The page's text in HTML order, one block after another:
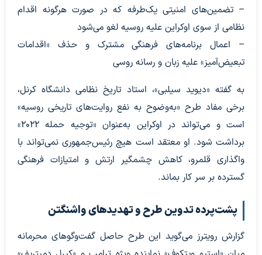
– تضمین‌های امنیتی یک‌طرفه که در صورت هرگونه اقدام
نظامی از سوی اوکراین علیه روسیه لغو می‌شود
– اعمال برنامه‌های فرهنگی مشترک و حذف «اقدامات
تبعیض‌آمیز» علیه زبان و رسانه روسی
به گفته «دیوید سیلبی»، استاد تاریخ نظامی دانشگاه کرنل،
برخی مفاد طرح «به‌وضوح به نفع روایت‌های تاریخی روسیه»
است و می‌تواند در اوکراین به‌عنوان «توجیه حمله ۲۰۲۲»
برداشت شود. او معتقد است هیچ رئیس‌جمهوری نمی‌تواند با
واگذاری قلمرو، کاهش چشمگیر ارتش و امتیازات فرهنگی
گسترده بر سر کار بماند.
پشت‌پرده تدوین طرح و تهدیدهای واشنگتن
گزارش رویترز می‌گوید این طرح حاصل گفت‌وگوهای محرمانه